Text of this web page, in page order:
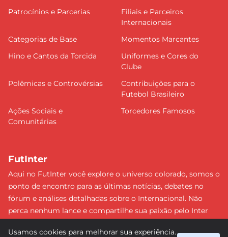
Patrocínios e Parcerias
Filiais e Parceiros
Internacionais
Categorias de Base
Momentos Marcantes
Hino e Cantos da Torcida
Uniformes e Cores do
Clube
Polêmicas e Controvérsias
Contribuições para o
Futebol Brasileiro
Ações Sociais e
Comunitárias
Torcedores Famosos
FutInter
Aqui no FutInter você explore o universo colorado, somos o
ponto de encontro para as últimas notícias, debates no
fórum e análises detalhadas sobre o Internacional. Não
perca nenhum lance e compartilhe sua paixão pelo Inter
parte dessa jornada emocionante rumo às vitórias!
Usamos cookies para melhorar sua experiência.